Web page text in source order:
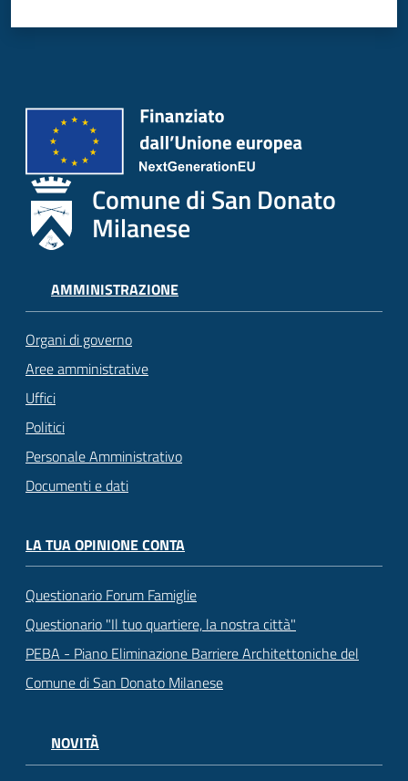
Comune di San Donato
Milanese
AMMINISTRAZIONE
Organi di governo
Aree amministrative
Uffici
Politici
Personale Amministrativo
Documenti e dati
LA TUA OPINIONE CONTA
Questionario Forum Famiglie
Questionario "Il tuo quartiere, la nostra città"
PEBA - Piano Eliminazione Barriere Architettoniche del
Comune di San Donato Milanese
NOVITÀ